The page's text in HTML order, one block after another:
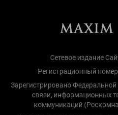
Сетевое издание
Регистрационный
Зарегистрировано
связи, информационных
коммуникаций